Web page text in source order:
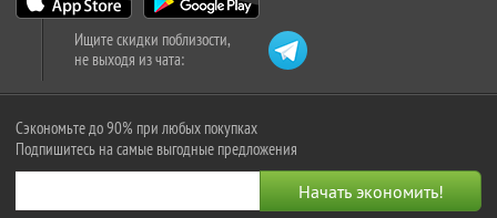
Ищите скидки поблизости,
не выходя из чата:
Сэкономьте до 90% при любых покупках
Подпишитесь на самые выгодные предложения